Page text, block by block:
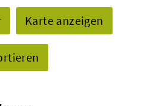
Karte anzeigen